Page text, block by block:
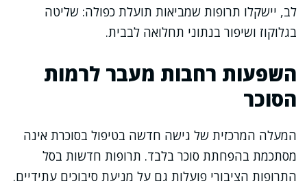
לב, יישקלו תרופות שמביאות תועלת כפולה: שליטה
בגלוקוז ושיפור בנתוני תחלואה לבבית.
השפעות רחבות מעבר לרמות
הסוכר
המעלה המרכזית של גישה חדשה בטיפול בסוכרת אינה
מסתכמת בהפחתת סוכר בלבד. תרופות חדשות בסל
התרופות הציבורי פועלות גם על מניעת סיבוכים עתידיים.